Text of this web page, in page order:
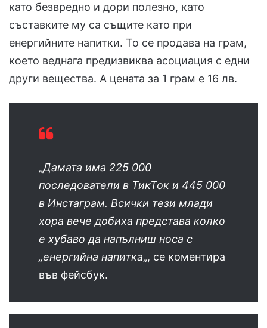
като безвредно и дори полезно, като
съставките му са същите като при
енергийните напитки. То се продава на грам,
което веднага предизвиква асоциация с едни
други вещества. А цената за 1 грам е 16 лв.
„Дамата има 225 000
последователи в ТикТок и 445 000
в Инстаграм. Всички тези млади
хора вече добиха представа колко
е хубаво да напълниш носа с
„енергийна напитка„, се коментира
във фейсбук.